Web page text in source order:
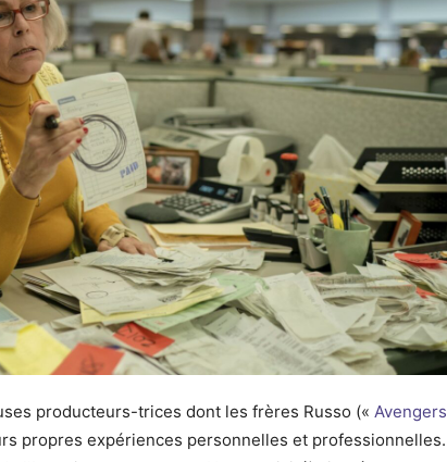
producteurs-trices dont les frères Russo (« Avengers
propres expériences personnelles et professionnelles.